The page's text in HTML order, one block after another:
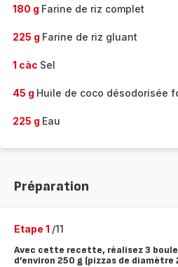
180 g Farine de riz complet
225 g Farine de riz gluant
1 càc Sel
45 g Huile de coco désodorisée
225 g Eau
Préparation
Etape 1 /11
Avec cette recette, réalisez 3
d’environ 250 g (pizzas de diamètre